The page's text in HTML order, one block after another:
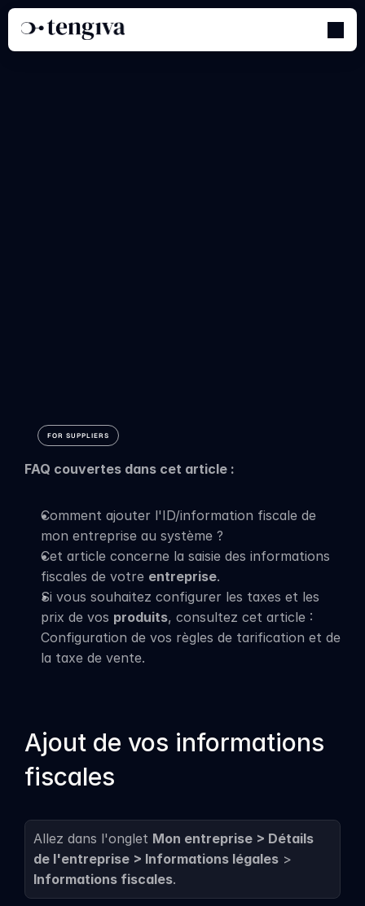
FOR SUPPLIERS
FAQ couvertes dans cet article :
Comment ajouter l'ID/information fiscale de
mon entreprise au système ?
Cet article concerne la saisie des informations
fiscales de votre entreprise.
Si vous souhaitez configurer les taxes et les
prix de vos produits, consultez cet article :
Configuration de vos règles de tarification et de
la taxe de vente.
Ajout de vos informations
fiscales
Allez dans l'onglet Mon entreprise > Détails
de l'entreprise > Informations légales
Informations fiscales.